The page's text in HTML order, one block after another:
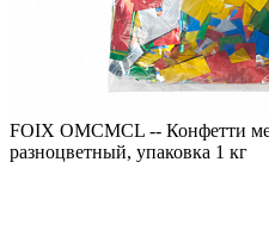
FOIX OMCMCL -- Конфетти
разноцветный, упаковка 1 кг